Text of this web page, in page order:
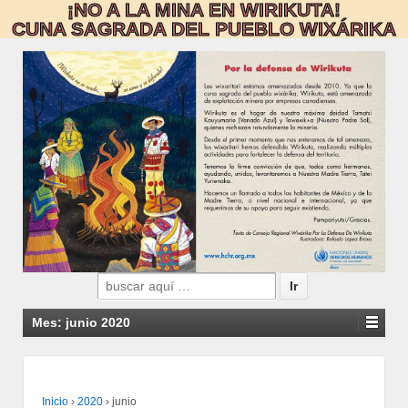
¡NO A LA MINA EN WIRIKUTA!
CUNA SAGRADA DEL PUEBLO WIXÁRIKA
Search
for:
Mes: junio 2020
Inicio › 2020 › junio